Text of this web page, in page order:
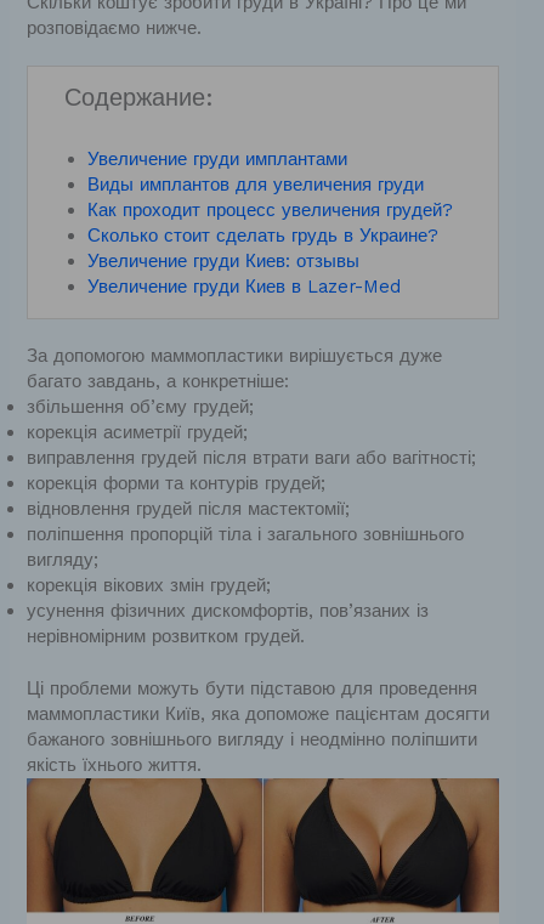
розповідаємо нижче.
Содержание:
Увеличение груди имплантами
Виды имплантов для увеличения груди
Как проходит процесс увеличения грудей?
Сколько стоит сделать грудь в Украине?
Увеличение груди Киев: отзывы
Увеличение груди Киев в Lazer-Med
За допомогою маммопластики вирішується дуже
багато завдань, а конкретніше:
збільшення об’єму грудей;
корекція асиметрії грудей;
виправлення грудей після втрати ваги або вагітності;
корекція форми та контурів грудей;
відновлення грудей після мастектомії;
поліпшення пропорцій тіла і загального зовнішнього
вигляду;
корекція вікових змін грудей;
усунення фізичних дискомфортів, пов’язаних із
нерівномірним розвитком грудей.
Ці проблеми можуть бути підставою для проведення
маммопластики Київ, яка допоможе пацієнтам досягти
бажаного зовнішнього вигляду і неодмінно поліпшити
якість їхнього життя.